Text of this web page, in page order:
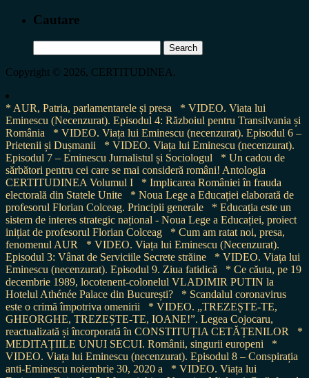
Cautare
for:
Copyright © 2026, CERTITUDINEA.
* AUR, Patria, parlamentarele și presa
* VIDEO. Viata lui
Eminescu (Necenzurat). Episodul 4: Războiul pentru Transilvania și
România
* VIDEO. Viața lui Eminescu (necenzurat). Episodul 6 –
Prietenii și Dușmanii
* VIDEO. Viața lui Eminescu (necenzurat).
Episodul 7 – Eminescu Jurnalistul și Sociologul
* Un cadou de
sărbători pentru cei care se mai consideră români! Antologia
CERTITUDINEA Volumul I
* Implicarea României în frauda
electorală din Statele Unite
* Noua Lege a Educației elaborată de
profesorul Florian Colceag. Principii generale
* Educația este un
sistem de interes strategic național - Noua Lege a Educației, proiect
inițiat de profesorul Florian Colceag
* Cum am ratat noi, presa,
fenomenul AUR
* VIDEO. Viața lui Eminescu (Necenzurat).
Episodul 3: Vânat de Serviciile Secrete străine
* VIDEO. Viața lui
Eminescu (necenzurat). Episodul 9. Ziua fatidică
* Ce căuta, pe 19
decembrie 1989, locotenent-colonelul VLADIMIR PUTIN la
Hotelul Athénée Palace din București?
* Scandalul coronavirus
este o crimă împotriva omenirii
* VIDEO. „TREZEȘTE-TE,
GHEORGHE, TREZEȘTE-TE, IOANE!”. Legea Cojocaru,
reactualizată și încorporată în CONSTITUȚIA CETĂȚENILOR
*
MEDITAȚIILE UNUI SECUI. Românii, singurii europeni
*
VIDEO. Viața lui Eminescu (necenzurat). Episodul 8 – Conspirația
anti-Eminescu noiembrie 30, 2020 a
* VIDEO. Viața lui